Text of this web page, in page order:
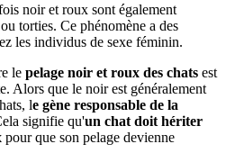
noir et roux sont également
torties. Ce phénomène a des
les individus de sexe féminin.
le pelage noir et roux des chats est
Alors que le noir est généralement
le gène responsable de la
signifie qu'un chat doit hériter
pour que son pelage devienne